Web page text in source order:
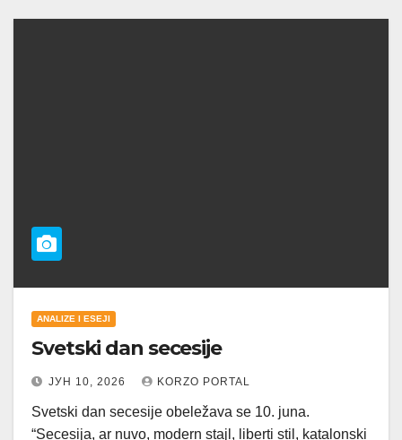
ANALIZE I ESEJI
Svetski dan secesije
ЈУН 10, 2026 KORZO PORTAL
Svetski dan secesije obeležava se 10. juna.
“Secesija, ar nuvo, modern stajl, liberti stil, katalonski